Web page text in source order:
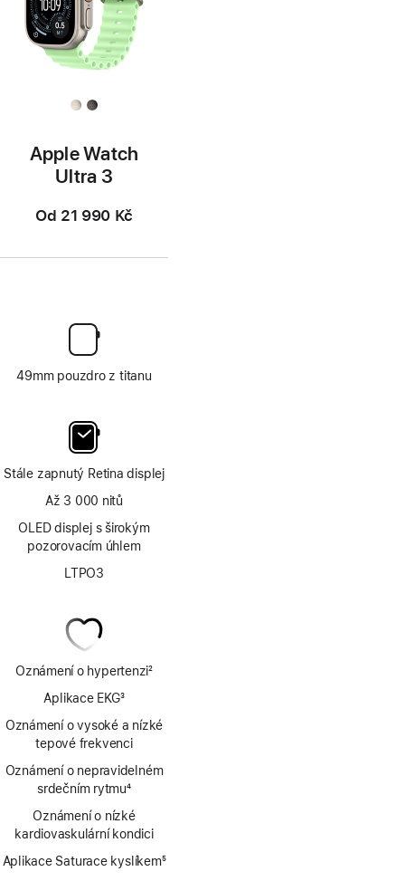
Apple Watch
Ultra 3
Od 21 990 Kč
49mm pouzdro z titanu
Stále zapnutý Retina displej
Až 3 000 nitů
OLED displej s širokým
pozorovacím úhlem
LTPO3
Oznámení o hypertenzi2
Aplikace EKG
Poznámka
3
Oznámení o vysoké a nízké
tepové frekvenci
Oznámení o nepravidelném
srdečním rytmu
Poznámka
4
Oznámení o nízké
kardiovaskulární kondici
Aplikace Saturace kyslíkem5